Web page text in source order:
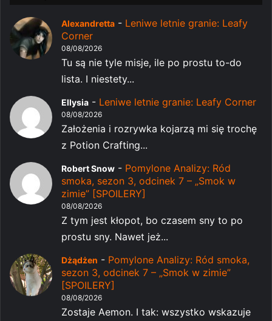
Alexandretta - Leniwe letnie granie: Leafy
Corner
08/08/2026
Tu są nie tyle misje, ile po prostu to-do
lista. I niestety...
Ellysia - Leniwe letnie granie: Leafy Corner
08/08/2026
Założenia i rozrywka kojarzą mi się trochę
z Potion Crafting...
Robert Snow - Pomylone Analizy: Ród
smoka, sezon 3, odcinek 7 – „Smok w
zimie” [SPOILERY]
08/08/2026
Z tym jest kłopot, bo czasem sny to po
prostu sny. Nawet jeż...
Dżądżen - Pomylone Analizy: Ród smoka,
sezon 3, odcinek 7 – „Smok w zimie”
[SPOILERY]
08/08/2026
Zostaje Aemon. I tak: wszystko wskazuje